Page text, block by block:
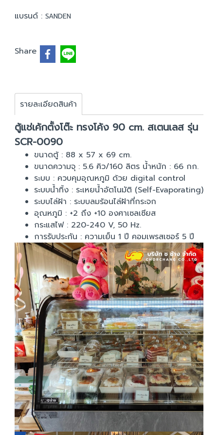
แบรนด์ : SANDEN
Share
รายละเอียดสินค้า
ตู้แช่เค้กตั้งโต๊ะ ทรงโค้ง 90 cm. สเตนเลส รุ่น
SCR-0090
ขนาดตู้ : 88 x 57 x 69 cm.
ขนาดความจุ : 5.6 คิว/160 ลิตร น้ำหนัก : 66 กก.
ระบบ : ควบคุมอุณหภูมิ ด้วย digital control
ระบบน้ำทิ้ง : ระเหยน้ำอัตโนมัติ (Self-Evaporating)
ระบบไล่ฝ้า : ระบบลมร้อนไล่ฝ้าที่กระจก
อุณหภูมิ : +2 ถึง +10 องศาเซลเซียส
กระแสไฟ : 220-240 V, 50 Hz.
การรับประกัน : ความเย็น 1 ปี คอมเพรสเซอร์ 5 ปี